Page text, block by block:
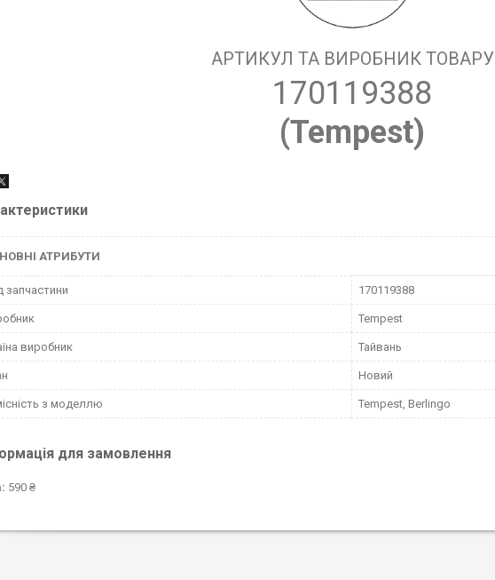
АРТИКУЛ ТА ВИРОБНИК ТОВАРУ
170119388
(Tempest)
АТРИБУТИ
запчастини 170119388
Tempest
виробник Тайвань
Новий
з моделлю Tempest, Berlingo
для замовлення
590 ₴